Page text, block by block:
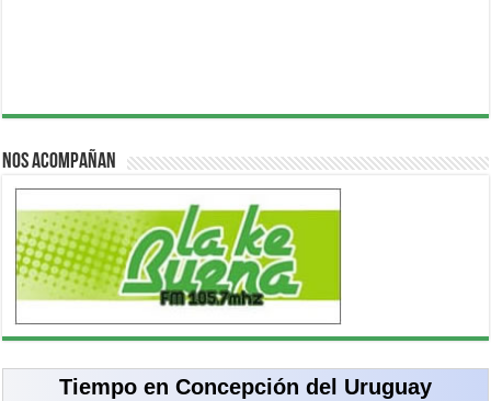
Nos acompañan
Tiempo en Concepción del Uruguay